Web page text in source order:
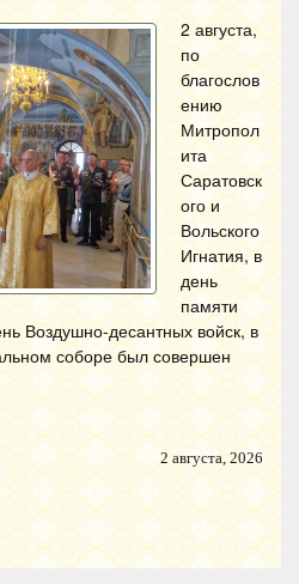
2 августа,
по
благослов
ению
Митропол
ита
Саратовск
ого и
Вольского
Игнатия, в
день
памяти
Воздушно-десантных войск, в
соборе был совершен
2 августа, 2026